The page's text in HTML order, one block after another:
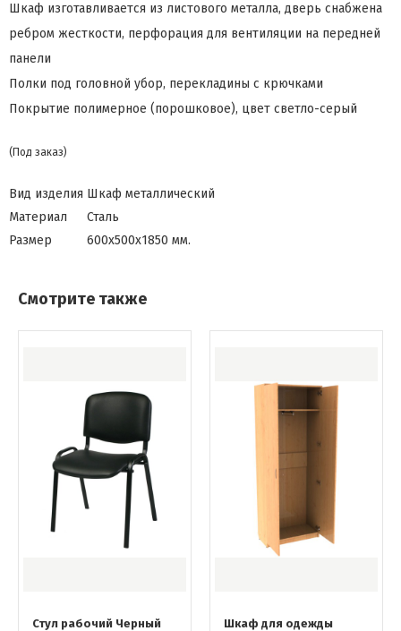
Шкаф изготавливается из листового металла, дверь снабжена
ребром жесткости, перфорация для вентиляции на передней
панели
Полки под головной убор, перекладины с крючками
Покрытие полимерное (порошковое), цвет светло-серый
(Под заказ)
Вид изделия Шкаф металлический
Материал
Сталь
Размер
600х500х1850 мм.
Смотрите также
Стул рабочий Черный
Шкаф для одежды